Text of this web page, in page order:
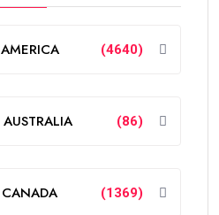
AMERICA (4640)
AUSTRALIA (86)
CANADA (1369)